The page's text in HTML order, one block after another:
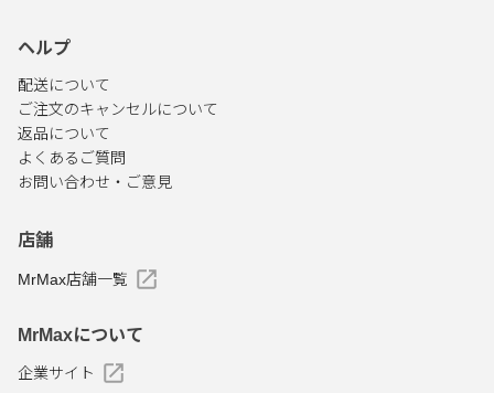
ヘルプ
配送について
ご注文のキャンセルについて
返品について
よくあるご質問
お問い合わせ・ご意見
店舗
MrMax店舗一覧
MrMaxについて
企業サイト